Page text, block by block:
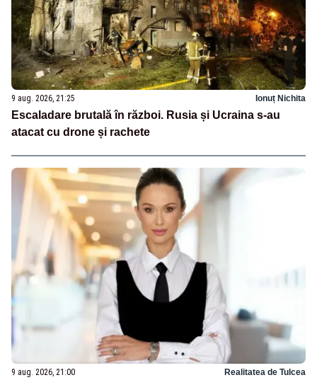
9 aug. 2026, 21:25 Ionuț Nichita
Escaladare brutală în război. Rusia și Ucraina s-au
atacat cu drone și rachete
9 aug. 2026, 21:00 Realitatea de Tulcea